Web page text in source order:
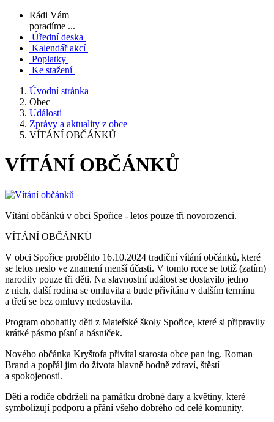
Rádi Vám
poradíme ...
Úřední deska
Kalendář akcí
Poplatky
Ke stažení
Úvodní stránka
Obec
Události
Zprávy a aktuality z obce
VÍTÁNÍ OBČÁNKŮ
VÍTÁNÍ OBČÁNKŮ
Vítání občánků v obci Spořice - letos pouze tři novorozenci.
VÍTÁNÍ OBČÁNKŮ
V obci Spořice proběhlo 16.10.2024 tradiční vítání občánků, které
se letos neslo ve znamení menší účasti. V tomto roce se totiž (zatím)
narodily pouze tři děti. Na slavnostní událost se dostavilo jedno
z nich, další rodina se omluvila a bude přivítána v dalším termínu
a třetí se bez omluvy nedostavila.
Program obohatily děti z Mateřské školy Spořice, které si připravily
krátké pásmo písní a básniček.
Nového občánka Kryštofa přivítal starosta obce pan ing. Roman
Brand a popřál jim do života hlavně hodně zdraví, štěstí
a spokojenosti.
Děti a rodiče obdrželi na památku drobné dary a květiny, které
symbolizují podporu a přání všeho dobrého od celé komunity.